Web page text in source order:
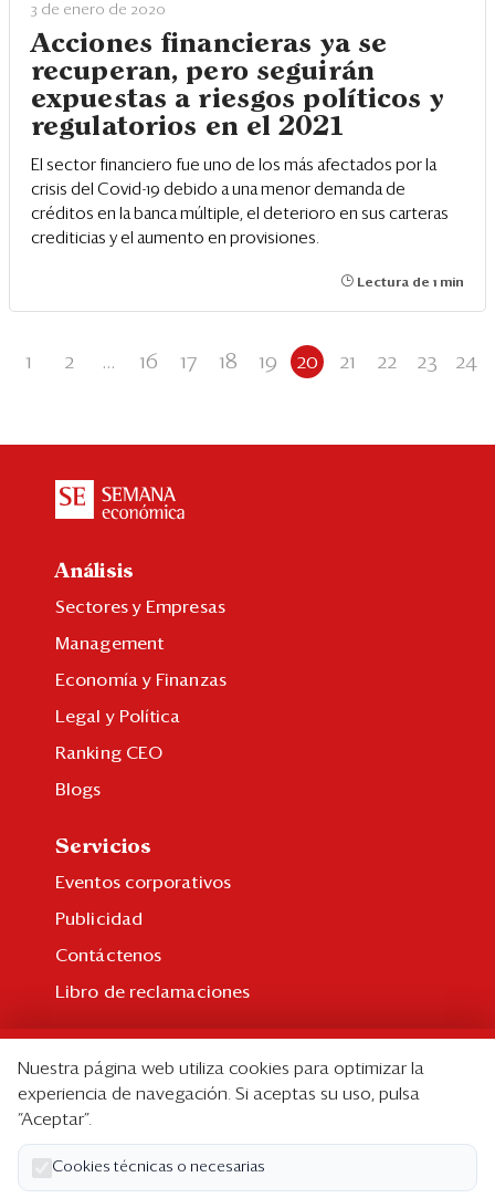
3 de enero de 2020
Acciones financieras ya se
recuperan, pero seguirán
expuestas a riesgos políticos y
regulatorios en el 2021
El sector financiero fue uno de los más afectados por la
crisis del Covid-19 debido a una menor demanda de
créditos en la banca múltiple, el deterioro en sus carteras
crediticias y el aumento en provisiones.
Lectura de 1 min
1 2 ... 16 17 18 19 20 21 22 23 24
Análisis
Sectores y Empresas
Management
Economía y Finanzas
Legal y Política
Ranking CEO
Blogs
Servicios
Eventos corporativos
Publicidad
Contáctenos
Libro de reclamaciones
Suscripción individual
Paquetes corporativos
Edición Impresa
Nuestra página web utiliza cookies para optimizar la
experiencia de navegación. Si aceptas su uso, pulsa
“Aceptar”.
Cookies técnicas o necesarias